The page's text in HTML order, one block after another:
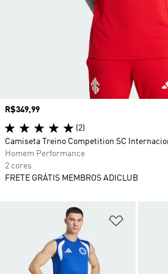
Preço
R$349,99
(2)
Camiseta Treino Competition SC
Homem Performance
2 cores
FRETE GRÁTIS MEMBROS ADICLUB